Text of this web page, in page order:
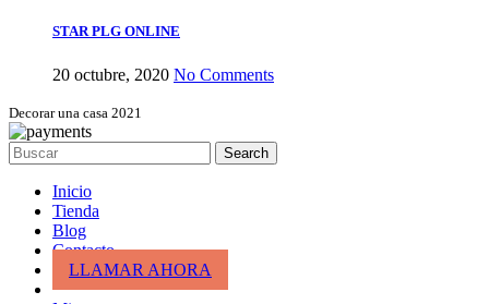
STAR PLG ONLINE
20 octubre, 2020 No Comments
Decorar una casa 2021
Search
Inicio
Tienda
Blog
Contacto
LLAMAR AHORA